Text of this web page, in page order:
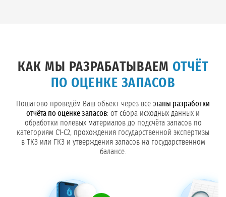
КАК МЫ РАЗРАБАТЫВАЕМ ОТЧЁТ
ПО ОЦЕНКЕ ЗАПАСОВ
Пошагово проведём Ваш объект через все этапы разработки
отчёта по оценке запасов: от сбора исходных данных и
обработки полевых материалов до подсчёта запасов по
категориям С1-С2, прохождения государственной экспертизы
в ТКЗ или ГКЗ и утверждения запасов на государственном
балансе.